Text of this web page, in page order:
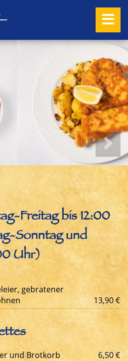
Freitag bis 12:00
Sonntag und
Uhr)
gebratener
13,90 €
und Brotkorb
6,50 €